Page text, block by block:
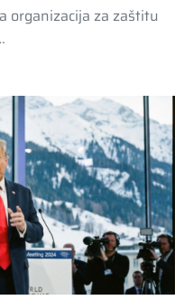
organizacija za zaštitu